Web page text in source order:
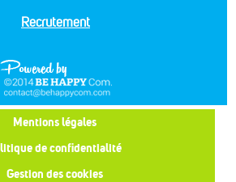
Recrutement
Mentions légales
de confidentialité
Gestion des cookies